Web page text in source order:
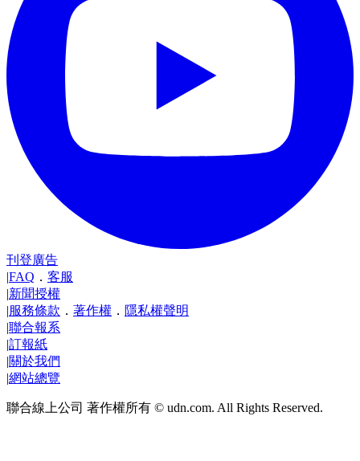
刊登廣告
|FAQ ． 客服
|新聞授權
|服務條款 ． 著作權 ． 隱私權聲明
|聯合報系
|訂報紙
|關於我們
|網站總覽
聯合線上公司 著作權所有 © udn.com. All Rights Reserved.